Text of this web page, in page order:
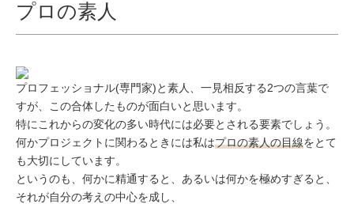
こだわりの製品
でキレイに
SERIES#02 水へ
のこだわり
SERIES#03 無
添加化粧品につ
いて
いるサロンを探
す
リフティング認
定とは？
肌改善のプロと
は？
レイに
一覧
奥迫協子スペシ
ャルコンテンツ
お悩みから記事
を探す
ニキビ 日焼け 首
のしわ 敏感肌 た
ミューズへの伝
言
プロの素人
プロフェッショナル(専門家)と素人、一見相反する2つの言葉で
すが、この合体したものが面白いと思います。
特にこれからの変化の多い時代には必要とされる要素でしょう。
何かプロジェクトに関わるときには私はプロの素人の目線をとて
も大切にしています。
というのも、何かに精通すると、あるいは何かを極めすぎると、
それが自分の考えの中心を成し、